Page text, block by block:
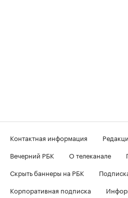
Контактная информация
Вечерний РБК
О телеканале
Скрыть баннеры на РБК
Корпоративная подписка